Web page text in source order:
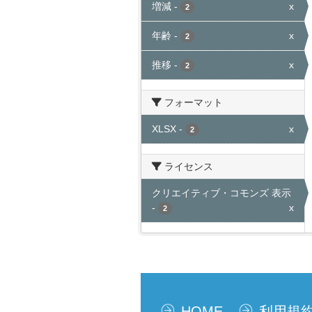
増減 - 2 x
年齢 - 2 x
推移 - 2 x
フォーマット
XLSX - 2 x
ライセンス
クリエイティブ・コモンズ 表示
-
2 x